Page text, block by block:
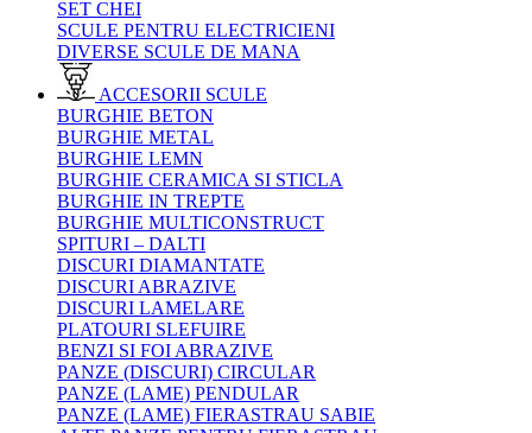
SET CHEI
SCULE PENTRU ELECTRICIENI
DIVERSE SCULE DE MANA
ACCESORII SCULE
BURGHIE BETON
BURGHIE METAL
BURGHIE LEMN
BURGHIE CERAMICA SI STICLA
BURGHIE IN TREPTE
BURGHIE MULTICONSTRUCT
SPITURI – DALTI
DISCURI DIAMANTATE
DISCURI ABRAZIVE
DISCURI LAMELARE
PLATOURI SLEFUIRE
BENZI SI FOI ABRAZIVE
PANZE (DISCURI) CIRCULAR
PANZE (LAME) PENDULAR
PANZE (LAME) FIERASTRAU SABIE